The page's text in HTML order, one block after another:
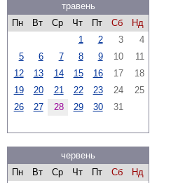
травень
Пн
Вт Ср Чт Пт Сб
Нд
1
2 3
4
5
6 7 8 9 10
11
12
13 14 15 16 17
18
19
20 21 22 23 24
25
26
27 28 29 30 31
червень
Пн
Вт Ср Чт Пт Сб
Нд